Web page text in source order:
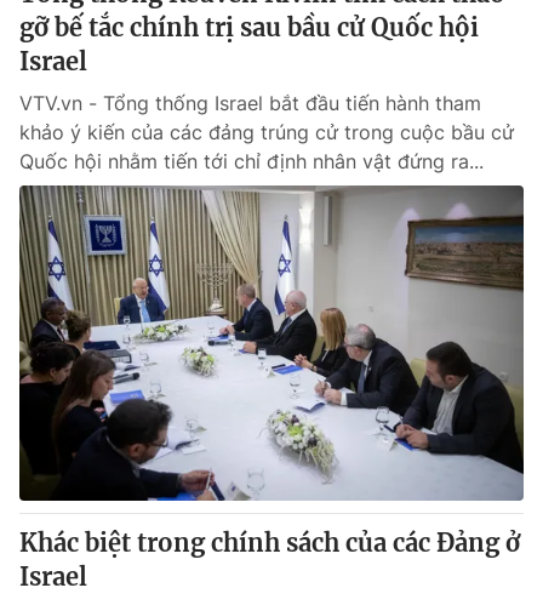
gỡ bế tắc chính trị sau bầu cử Quốc hội
Israel
VTV.vn - Tổng thống Israel bắt đầu tiến hành tham
khảo ý kiến của các đảng trúng cử trong cuộc bầu cử
Quốc hội nhằm tiến tới chỉ định nhân vật đứng ra...
Khác biệt trong chính sách của các Đảng ở
Israel